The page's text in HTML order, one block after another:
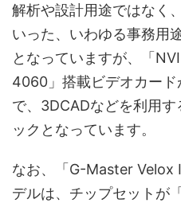
解析や設計用途ではなく
いった、いわゆる事務用
となっていますが、「
4060」搭載ビデオカー
で、3DCADなどを利用
ックとなっています。
なお、「G-Master Velox
デルは、チップセットが